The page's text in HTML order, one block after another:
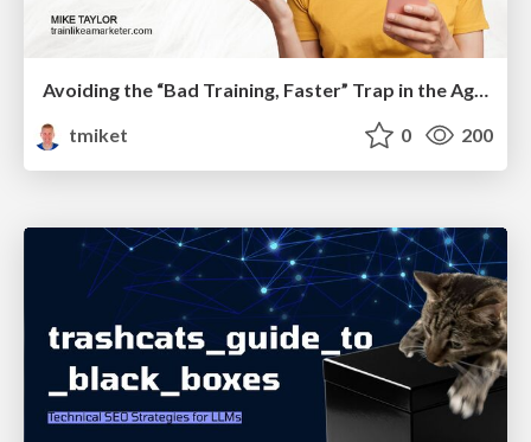
Avoiding the “Bad Training, Faster” Trap in the Age of AI
tmiket
0 200